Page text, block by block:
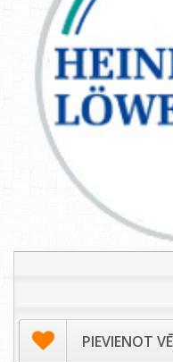
PIEVIENOT